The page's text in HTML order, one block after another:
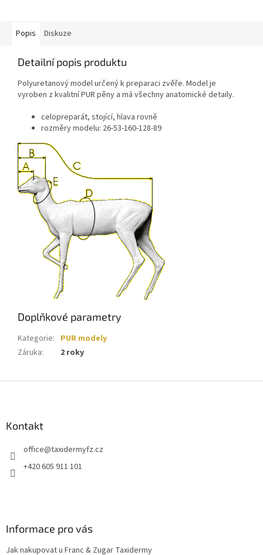
Popis Diskuze
Detailní popis produktu
Polyuretanový model určený k preparaci zvěře. Model je
vyroben z kvalitní PUR pěny a má všechny anatomické detaily.
celopreparát, stojící, hlava rovně
rozměry modelu: 26-53-160-128-89
Doplňkové parametry
Kategorie: PUR modely
Záruka: 2 roky
Kontakt
office@taxidermyfz.cz
+420 605 911 101
Informace pro vás
Jak nakupovat u Franc & Zugar Taxidermy